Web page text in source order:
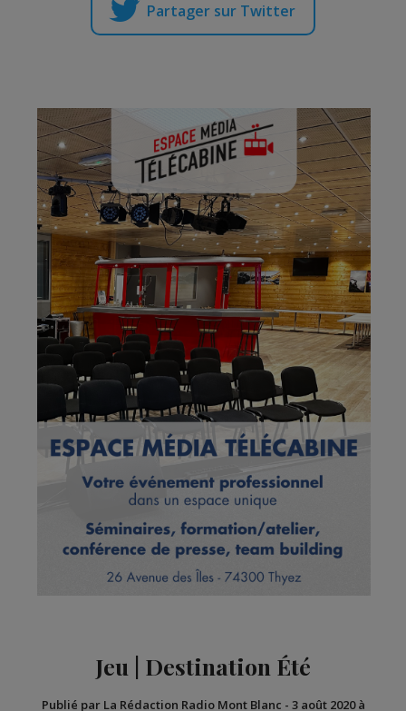
Partager sur Twitter
Jeu | Destination Été
Publié par La Rédaction Radio Mont Blanc - 3 août 2020 à